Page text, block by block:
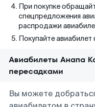
При покупке
спецпредложения
распродажи
Покупайте авиабилет
Авиабилеты Анапа
пересадками
Вы можете